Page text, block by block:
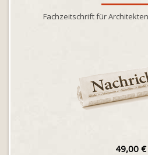
Fachzeitschrift für
49,00 €